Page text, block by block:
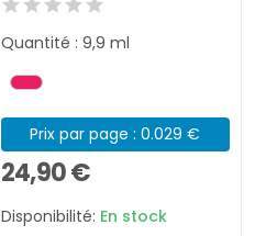
Quantité : 9,9 ml
Prix par page : 0.029 €
24,90 €
Disponibilité: En stock